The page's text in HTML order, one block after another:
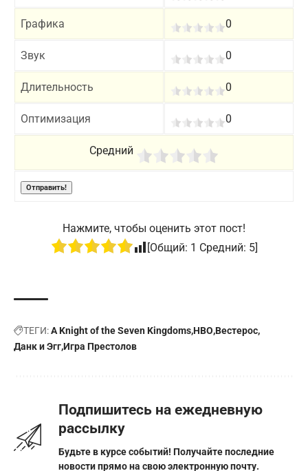
Графика 0
Звук 0
Длительность 0
Оптимизация 0
Средний
Нажмите, чтобы оценить этот пост!
[Общий: 1 Средний: 5]
ТЕГИ:A Knight of the Seven KingdomsHBO Вестерос
Данк и ЭггИгра Престолов
Подпишитесь на ежедневную
рассылку
Будьте в курсе событий! Получайте последние
новости прямо на свою электронную почту.